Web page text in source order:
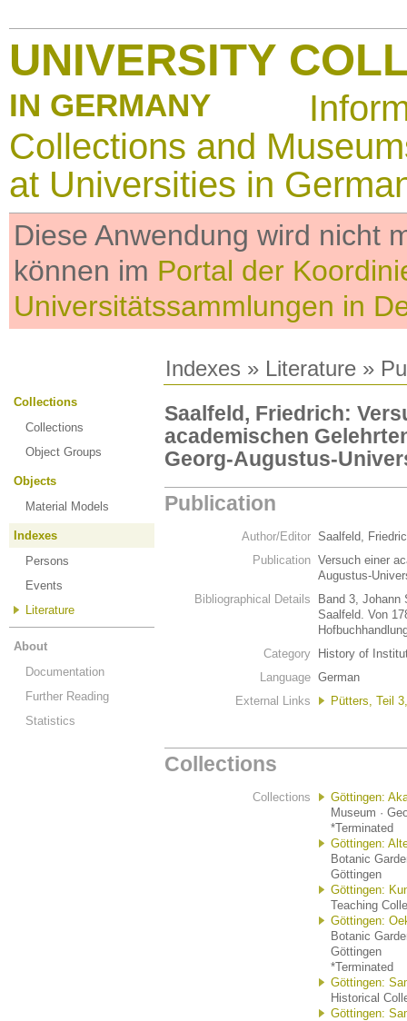
UNIVERSITY
IN GERMANY
Collections and
at Universities in
Diese Anwendung wird nicht
können im Portal der
Universitätssammlungen in
Indexes » Literature »
Collections
Collections
Object Groups
Objects
Material Models
Indexes
Persons
Events
Literature
About
Documentation
Further Reading
Statistics
Saalfeld, Friedrich:
academischen
Georg-Augustus-
Publication
Author/Editor Saalfeld,
Publication Versuch einer
Augustus-
Bibliographical Details
Band 3, Johann
Saalfeld. Von
Category
History of
Language German
External Links
Pütters, Teil
Collections
Collections
Göttingen:
Museum ·
*Terminated
Göttingen:
Botanic
Göttingen
Göttingen:
Teaching
Göttingen:
Botanic
Göttingen
*Terminated
Göttingen:
Historical
Göttingen: